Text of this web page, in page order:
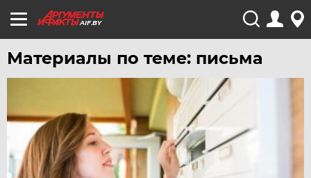
AIF.BY
Материалы по теме: письма